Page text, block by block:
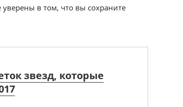
в том, что вы сохраните
звезд, которые